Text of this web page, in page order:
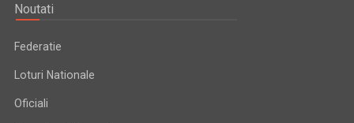
Noutati
Federatie
Loturi Nationale
Oficiali